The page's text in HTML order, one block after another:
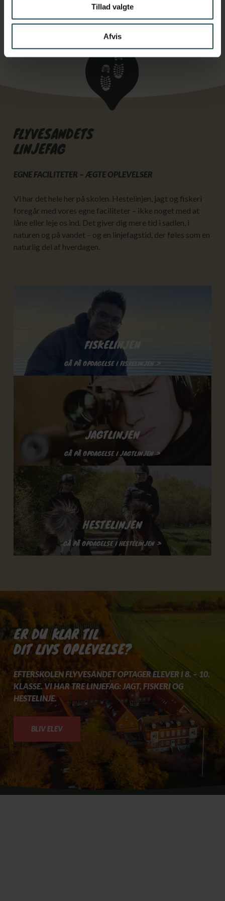
Tillad valgte
Afvis
FLYVESANDETS
LINJEFAG
EGNE FACILITETER – ÆGTE OPLEVELSER
Vi har det hele her på skolen. Hestelinjen, jagt og fiskeri
foregår med vores egne faciliteter – ikke noget med at
låne eller leje os ind. Det giver dig mere tid i sadlen, i
naturen og på vandet – og en linjefagstid, der føles som en
naturlig del af hverdagen.
FISKELINJEN
GÅ PÅ OPDAGELSE I FISKELINJEN >
JAGTLINJEN
GÅ PÅ OPDAGELSE I JAGTLINJEN >
HESTELINJEN
GÅ PÅ OPDAGELSE I HESTELINJEN >
ER DU KLAR TIL
DIT LIVS OPLEVELSE?
EFTERSKOLEN FLYVESANDET OPTAGER ELEVER I 8. – 10.
KLASSE. VI HAR TRE LINJEFAG: JAGT, FISKERI OG
HESTELINJE.
BLIV ELEV